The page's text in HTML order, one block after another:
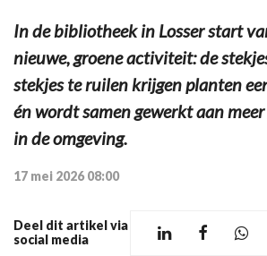
In de bibliotheek in Losser start
nieuwe, groene activiteit: de
stekjes te ruilen krijgen planten
én wordt samen gewerkt aan
in de omgeving.
17 mei 2026 08:00
Deel dit artikel via
social media